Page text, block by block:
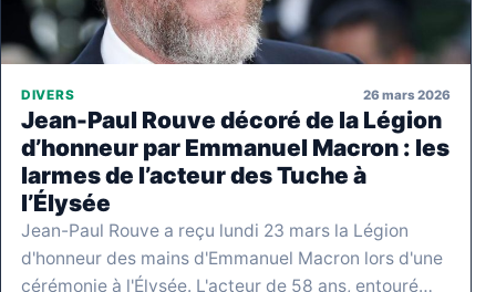
DIVERS 26 mars 2026
Jean-Paul Rouve décoré de la Légion
d’honneur par Emmanuel Macron : les
larmes de l’acteur des Tuche à
l’Élysée
Jean-Paul Rouve a reçu lundi 23 mars la Légion
d'honneur des mains d'Emmanuel Macron lors d'une
cérémonie à l'Élysée. L'acteur de 58 ans, entouré…